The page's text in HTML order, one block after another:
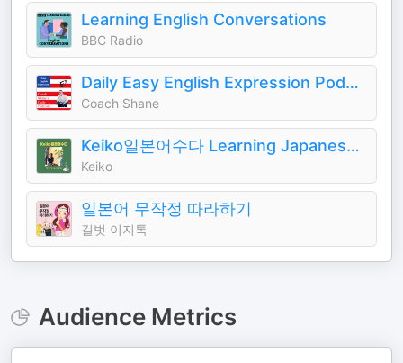
Learning English Conversations
BBC Radio
Daily Easy English Expression Podcast
Coach Shane
Keiko일본어수다 Learning Japanese in Korean
Keiko
일본어 무작정 따라하기
길벗 이지톡
Audience Metrics